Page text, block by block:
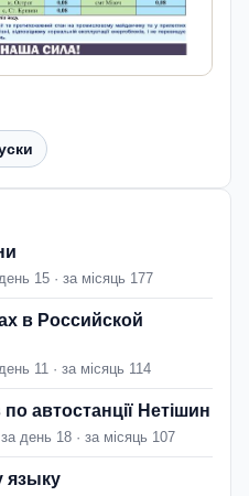
15 · за місяць 177
в Российской
11 · за місяць 114
автостанції Нетішин
день 18 · за місяць 107
языку